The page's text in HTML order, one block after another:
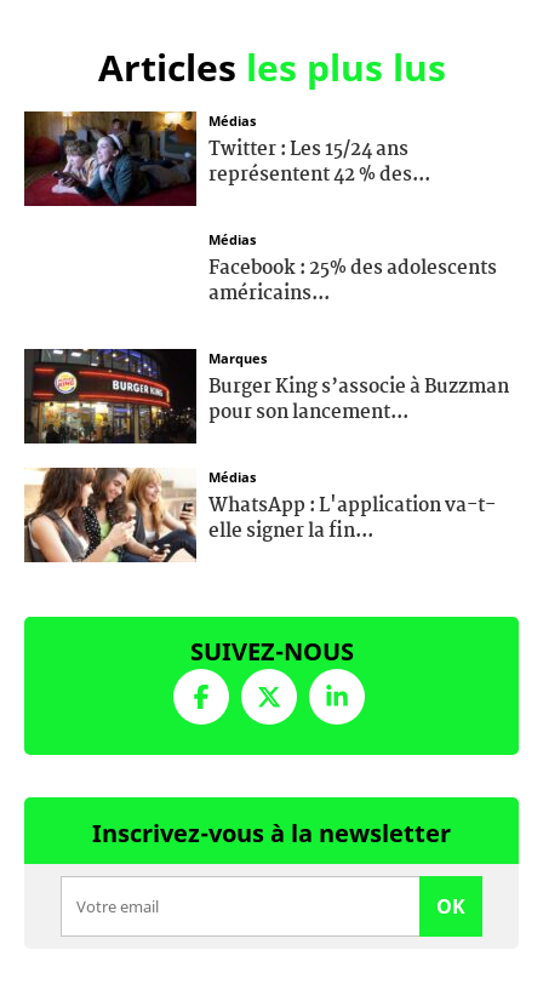
Articles les plus lus
Médias
Twitter : Les 15/24 ans
représentent 42 % des...
Médias
Facebook : 25% des adolescents
américains...
Marques
Burger King s’associe à Buzzman
pour son lancement...
Médias
WhatsApp : L'application va-t-
elle signer la fin...
SUIVEZ-NOUS
Inscrivez-vous à la newsletter
OK